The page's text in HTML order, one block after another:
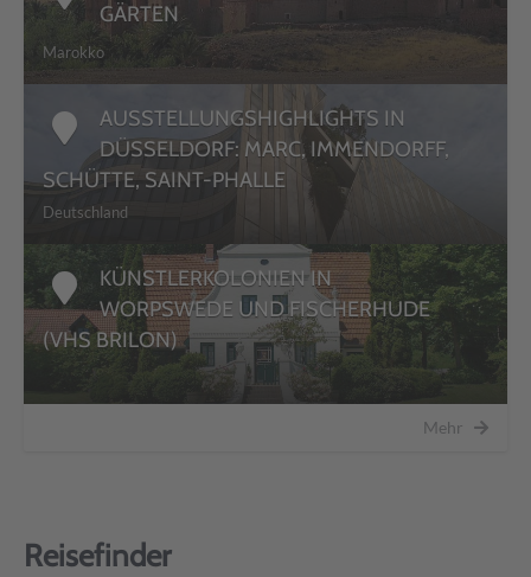
GÄRTEN
Marokko
AUSSTELLUNGSHIGHLIGHTS IN
DÜSSELDORF: MARC, IMMENDORFF,
SCHÜTTE, SAINT-PHALLE
Deutschland
KÜNSTLERKOLONIEN IN
WORPSWEDE UND FISCHERHUDE
(VHS BRILON)
Mehr
Reisefinder